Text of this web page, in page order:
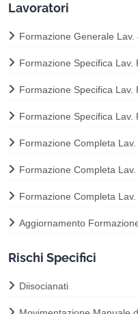
Lavoratori
Formazione Generale Lav.
Formazione Specifica Lav.
Formazione Specifica Lav.
Formazione Specifica Lav.
Formazione Completa
Formazione Completa
Formazione Completa
Aggiornamento
Rischi Specifici
Diisocianati